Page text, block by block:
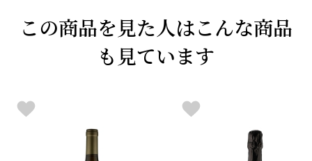
この商品を見た人はこんな商品
も見ています